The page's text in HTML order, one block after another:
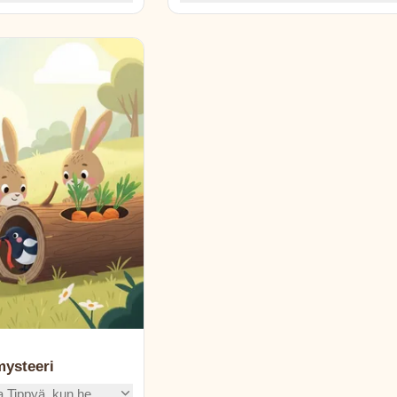
eksynyttä
epäilty –
kaiun
kimalle- ja pyöränjälkiä sekä salaisen
Tippyä, kun he